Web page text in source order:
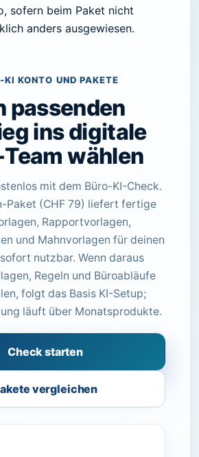
sofern beim Paket nicht
anders ausgewiesen.
KI KONTO UND PAKETE
passenden
ins digitale
wählen
mit dem Büro-KI-Check.
Paket (CHF 79) liefert fertige
Rapportvorlagen,
und Mahnvorlagen für deinen
nutzbar. Wenn daraus
Regeln und Büroabläufe
folgt das Basis KI-Setup;
läuft über Monatsprodukte.
Check starten
vergleichen